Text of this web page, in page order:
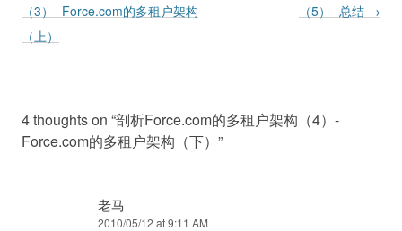
（3）- Force.com的多租户架构
（上）
（5）- 总结 →
4 thoughts on “剖析Force.com的多租户架构（4）-
Force.com的多租户架构（下） ”
老马
2010/05/12 at 9:11 AM